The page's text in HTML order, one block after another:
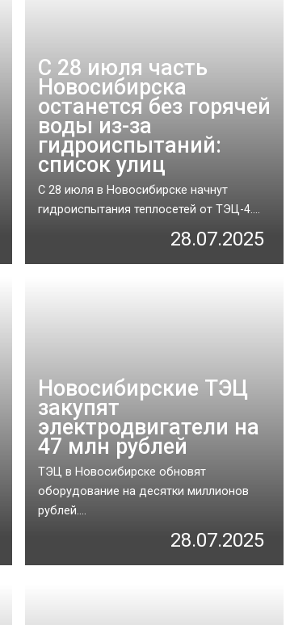
С 28 июля часть
Новосибирска
останется без горячей
воды из-за
гидроиспытаний:
список улиц
С 28 июля в Новосибирске начнут
гидроиспытания теплосетей от ТЭЦ-4....
28.07.2025
Новосибирские ТЭЦ
закупят
электродвигатели на
47 млн рублей
ТЭЦ в Новосибирске обновят
оборудование на десятки миллионов
рублей....
28.07.2025